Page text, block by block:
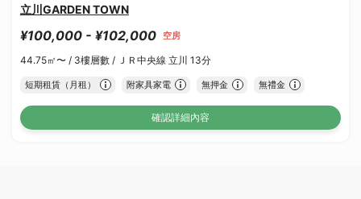
立川GARDEN TOWN
¥100,000 - ¥102,000 空房
44.75㎡〜 / 3樓層數 / ＪＲ中央線 立川 13分
短期租賃（月租） 附家具家電 無押金 無禮金
確認詳細內容